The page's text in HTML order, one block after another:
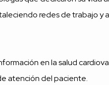
redes de trabajo y
en la salud
atención del paciente.